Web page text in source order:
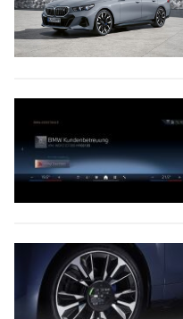
Läs mer